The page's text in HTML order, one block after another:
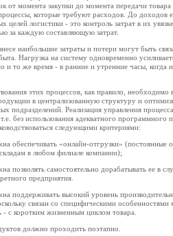
от момента закупки до момента передачи
которые требуют расходов. До доходов
целей логистики ‑ это контроль затрат в их
за каждую составляющую затрат.
наибольшие затраты и потери могут быть
Нагрузка на систему одновременно
и то же время ‑ в ранние и утренние часы, когда
этих процессов, как правило, необходимо
в централизованную структуру и
подразделений. Реализация управления
без использования адекватного
следующими критериями:
обеспечивать «онлайн-отгрузки» (постоянные
в любом филиале компании);
позволять самостоятельно дорабатывать ее в
предприятия.
поддерживать высокий уровень
связан со специфическими
с коротким жизненным циклом товара.
должно проходить поэтапно.